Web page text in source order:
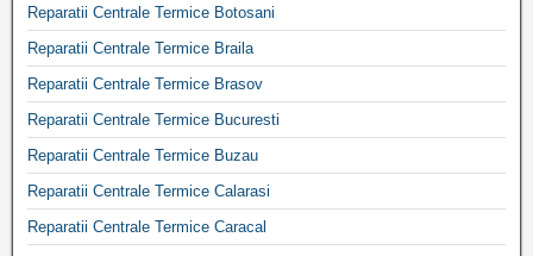
Reparatii Centrale Termice Botosani
Reparatii Centrale Termice Braila
Reparatii Centrale Termice Brasov
Reparatii Centrale Termice Bucuresti
Reparatii Centrale Termice Buzau
Reparatii Centrale Termice Calarasi
Reparatii Centrale Termice Caracal